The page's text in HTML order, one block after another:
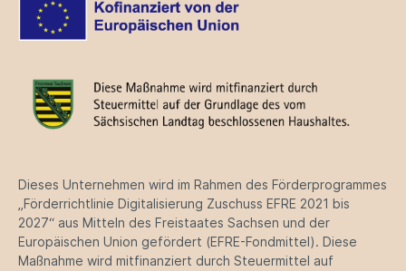
Dieses Unternehmen wird im Rahmen des Förderprogrammes
„Förderrichtlinie Digitalisierung Zuschuss EFRE 2021 bis
2027“ aus Mitteln des Freistaates Sachsen und der
Europäischen Union gefördert (EFRE-Fondmittel). Diese
Maßnahme wird mitfinanziert durch Steuermittel auf